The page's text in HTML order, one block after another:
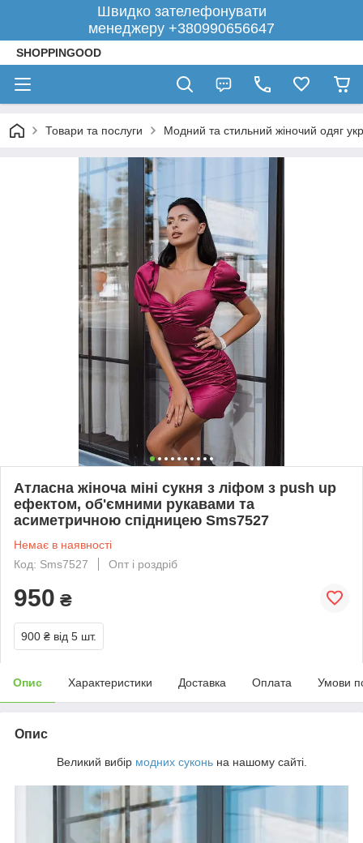
Швидко зателефонувати
менеджеру +380990656647
SHOPPINGOOD
Товари та послуги Модний та стильний жіночий одяг
Атласна жіноча міні сукня з ліфом з push up
ефектом, об'ємними рукавами та
асиметричною спідницею Sms7527
Немає в наявності
Код: Sms7527
Опт і роздріб
950 ₴
900 ₴ від 5 шт.
Опис Характеристики Доставка Оплата Умови
Опис
Великий вибір модних суконьна нашому сайті.